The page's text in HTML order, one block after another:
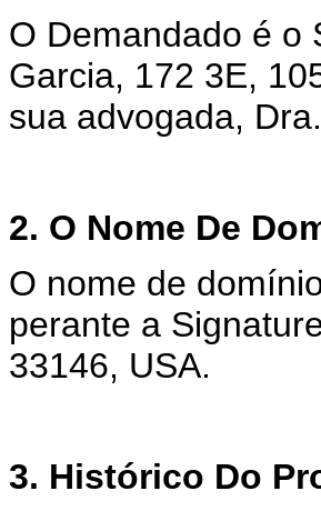
O Demandado é o
Garcia, 172 3E,
sua advogada,
2. O Nome De
O nome de
perante a
33146, USA.
3. Histórico Do